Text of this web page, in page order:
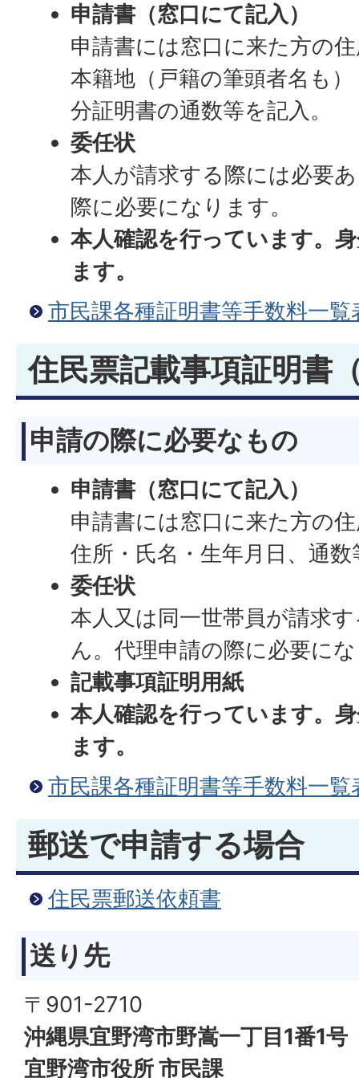
申請書（窓口にて記入）
申請書には窓口に来た方の
本籍地（戸籍の筆頭者名も
分証明書の通数等を記入。
委任状
本人が請求する際には必要
際に必要になります。
本人確認を行っています。
ます。
市民課各種証明書等手数料一覧
住民票記載事項証明書
申請の際に必要なもの
申請書（窓口にて記入）
申請書には窓口に来た方の
住所・氏名・生年月日、通
委任状
本人又は同一世帯員が請求
ん。代理申請の際に必要に
記載事項証明用紙
本人確認を行っています。
ます。
市民課各種証明書等手数料一覧
郵送で申請する場合
住民票郵送依頼書
送り先
〒901-2710
沖縄県宜野湾市野嵩一丁目1番1号
宜野湾市役所 市民課